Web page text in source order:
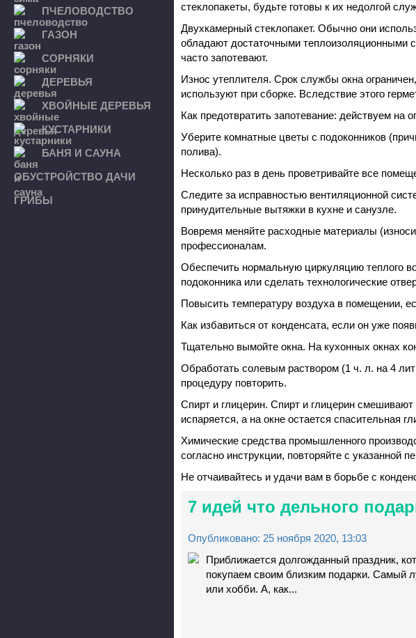
ПЧЕЛОВОДСТВО
ГАЗОН
СОРНЯКИ
ДЕРЕВЬЯ
ХВОЙНЫЕ ДЕРЕВЬЯ
КУСТАРНИКИ
БАНЯ И САУНА
ОБУСТРОЙСТВО ДАЧИ
ГРИБЫ
стеклопакеты, будьте готовы к их недолгой
Двухкамерный стеклопакет. Обычно они
обладают достаточными теплоизоляционными
часто запотевают.
Износ утеплителя. Срок службы окна
используют при сборке. Вследствие этого
Как предотвратить запотевание: действуем на
Уберите комнатные цветы с подоконников
полива).
Несколько раз в день проветривайте все
Следите за исправностью вентиляционной
принудительные вытяжки в кухне и санузле.
Вовремя меняйте расходные материалы
профессионалам.
Обеспечить нормальную циркуляцию теплого
подоконника или сделать технологические
Повысить температуру воздуха в помещении,
Как избавиться от конденсата, если он уже
Тщательно вымойте окна. На кухонных окнах
Обработать солевым раствором (1 ч. л. на 4
процедуру повторить.
Спирт и глицерин. Спирт и глицерин
испаряется, а на окне остается спасительная
Химические средства промышленного
согласно инструкции, повторяйте с указанной
Не отчаивайтесь и удачи вам в борьбе с
7 идей что дельного
Опубликовано: 25 ноября 2020, 13:03
Приближается долгожданный праздник,
покупаем своим близким подарки. Самый
или хобби. А, как...